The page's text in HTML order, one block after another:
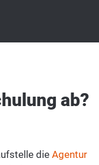
ab?
die Agentur